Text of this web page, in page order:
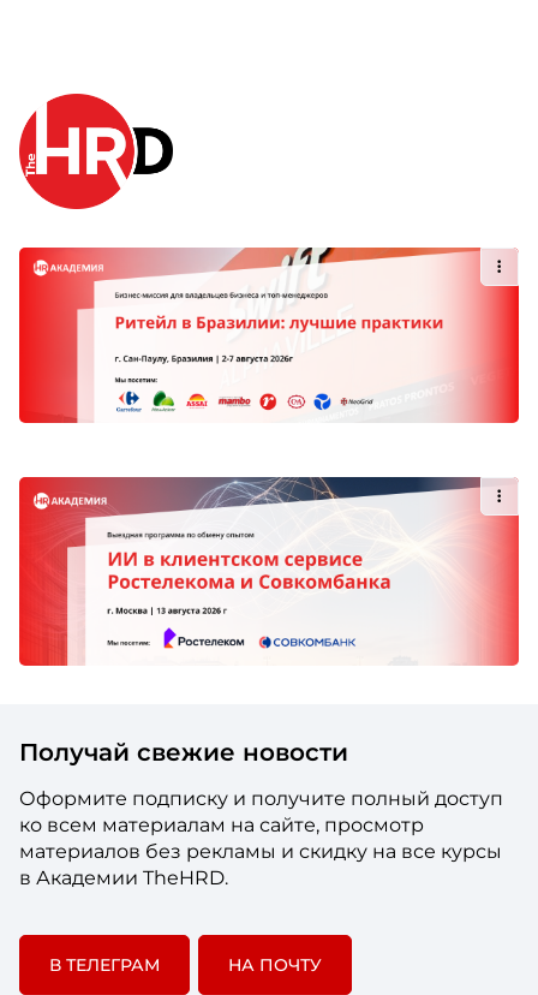
Получай свежие новости
Оформите подписку и получите полный доступ
ко всем материалам на сайте, просмотр
материалов без рекламы и скидку на все курсы
в Академии TheHRD.
В ТЕЛЕГРАМ НА ПОЧТУ